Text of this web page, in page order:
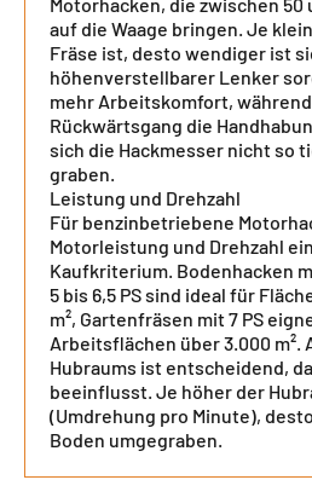
auf die Waage bringen. Je
Fräse ist, desto wendiger ist
höhenverstellbarer Lenker
mehr Arbeitskomfort,
Rückwärtsgang die
sich die Hackmesser nicht so
graben.
Leistung und Drehzahl
Für benzinbetriebene
Motorleistung und Drehzahl
Kaufkriterium. Bodenhacken
5 bis 6,5 PS sind ideal für
m², Gartenfräsen mit 7 PS
Arbeitsflächen über 3.000 m².
Hubraums ist entscheidend,
beeinflusst. Je höher der
(Umdrehung pro Minute),
Boden umgegraben.